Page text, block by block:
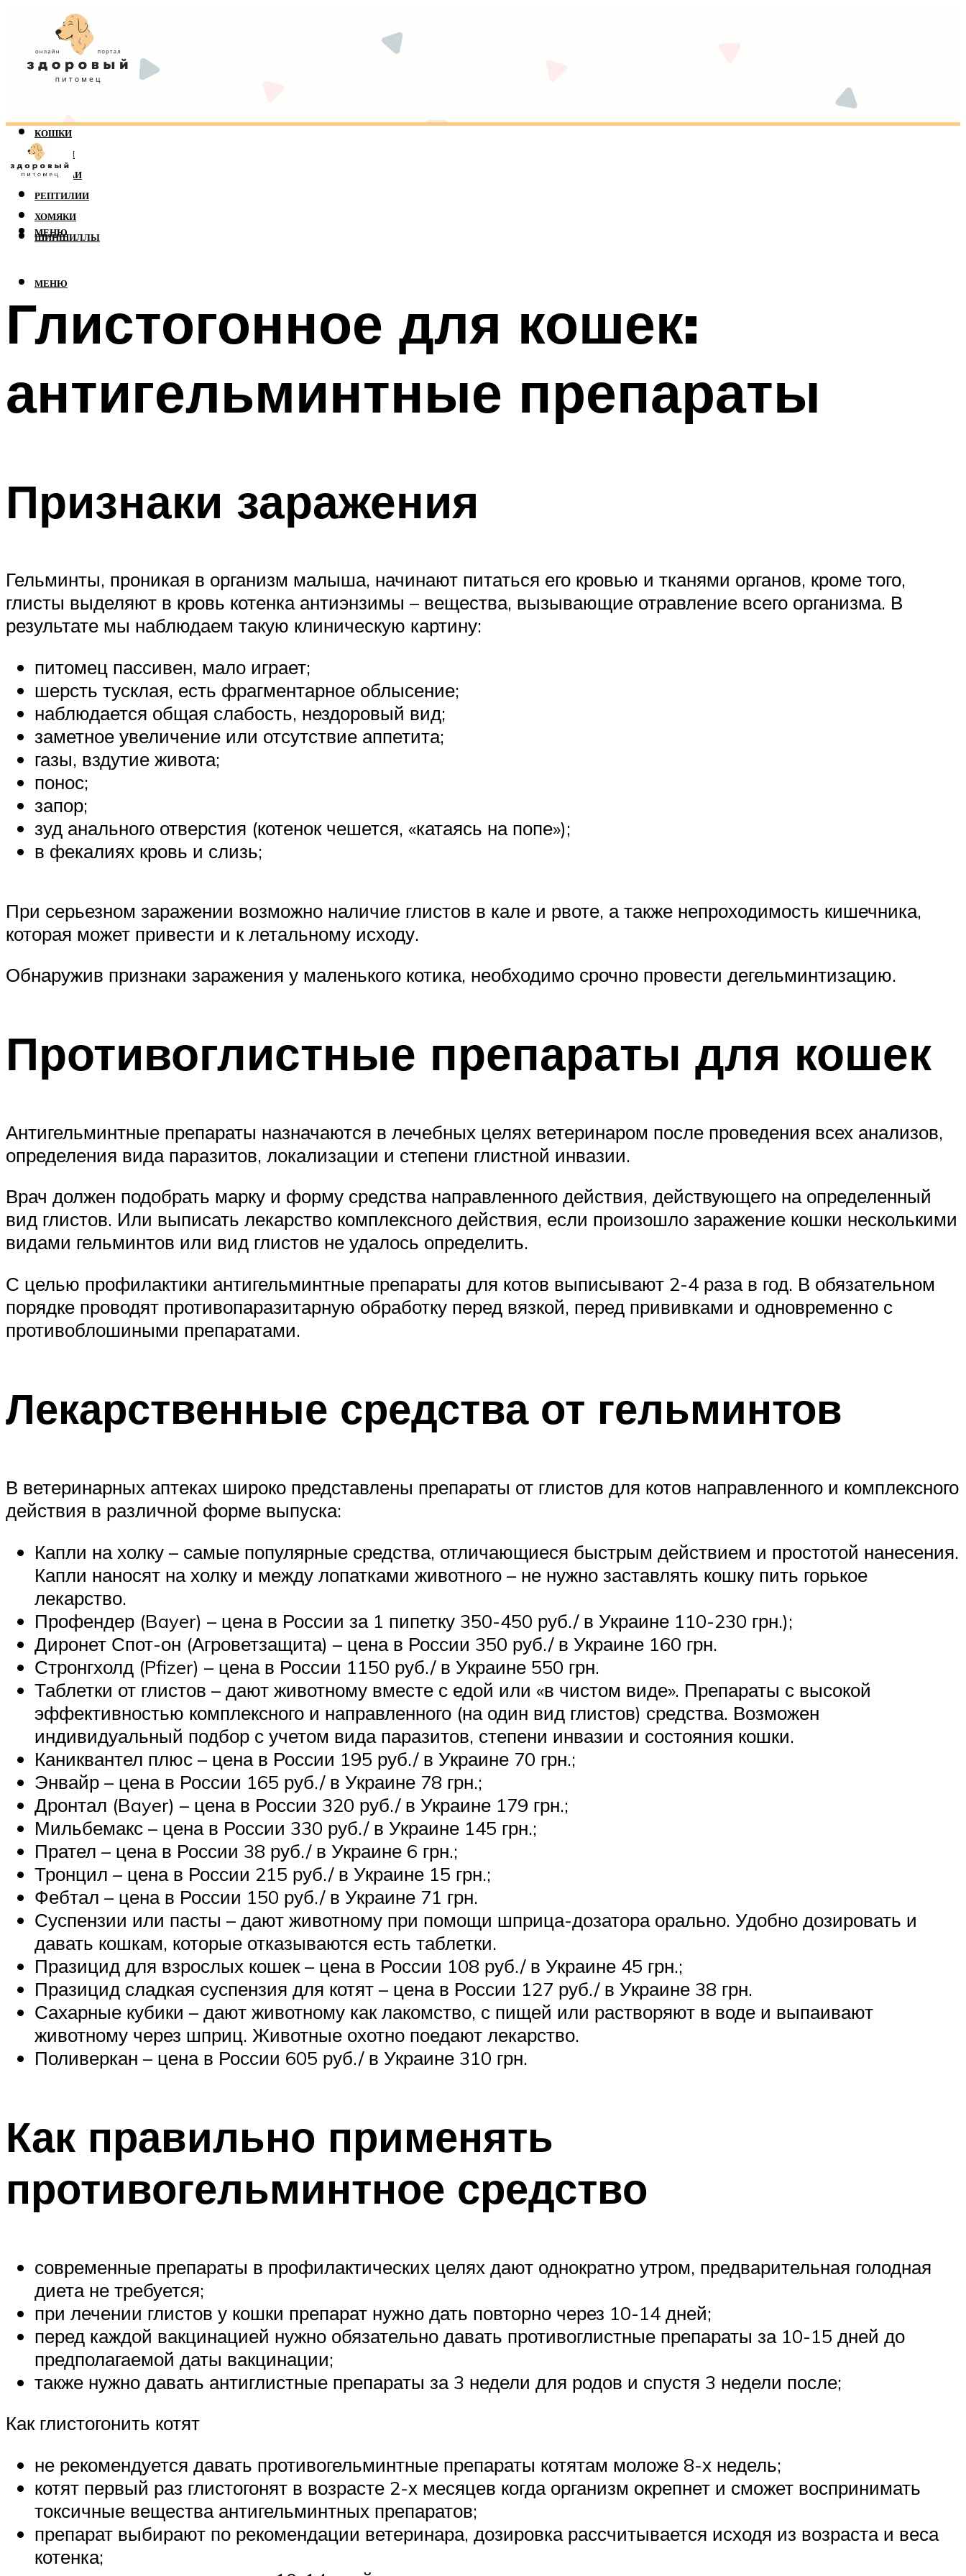
КОШКИ
СОБАКИ
ПОПУГАИ
РЕПТИЛИИ
ХОМЯКИ
ШИНШИЛЛЫ
МЕНЮ
МЕНЮ
Глистогонное для кошек:
антигельминтные препараты
Признаки заражения
Гельминты, проникая в организм малыша, начинают питаться его кровью и тканями органов, кроме того,
глисты выделяют в кровь котенка антиэнзимы – вещества, вызывающие отравление всего организма. В
результате мы наблюдаем такую клиническую картину:
питомец пассивен, мало играет;
шерсть тусклая, есть фрагментарное облысение;
наблюдается общая слабость, нездоровый вид;
заметное увеличение или отсутствие аппетита;
газы, вздутие живота;
понос;
запор;
зуд анального отверстия (котенок чешется, «катаясь на попе»);
в фекалиях кровь и слизь;
При серьезном заражении возможно наличие глистов в кале и рвоте, а также непроходимость кишечника,
которая может привести и к летальному исходу.
Обнаружив признаки заражения у маленького котика, необходимо срочно провести дегельминтизацию.
Противоглистные препараты для кошек
Антигельминтные препараты назначаются в лечебных целях ветеринаром после проведения всех анализов,
определения вида паразитов, локализации и степени глистной инвазии.
Врач должен подобрать марку и форму средства направленного действия, действующего на определенный
вид глистов. Или выписать лекарство комплексного действия, если произошло заражение кошки несколькими
видами гельминтов или вид глистов не удалось определить.
С целью профилактики антигельминтные препараты для котов выписывают 2-4 раза в год. В обязательном
порядке проводят противопаразитарную обработку перед вязкой, перед прививками и одновременно с
противоблошиными препаратами.
Лекарственные средства от гельминтов
В ветеринарных аптеках широко представлены препараты от глистов для котов направленного и комплексного
действия в различной форме выпуска:
Капли на холку – самые популярные средства, отличающиеся быстрым действием и простотой нанесения.
Капли наносят на холку и между лопатками животного – не нужно заставлять кошку пить горькое
лекарство.
Профендер (Bayer) – цена в России за 1 пипетку 350-450 руб./ в Украине 110-230 грн.);
Диронет Спот-он (Агроветзащита) – цена в России 350 руб./ в Украине 160 грн.
Стронгхолд (Pfizer) – цена в России 1150 руб./ в Украине 550 грн.
Таблетки от глистов – дают животному вместе с едой или «в чистом виде». Препараты с высокой
эффективностью комплексного и направленного (на один вид глистов) средства. Возможен
индивидуальный подбор с учетом вида паразитов, степени инвазии и состояния кошки.
Каниквантел плюс – цена в России 195 руб./ в Украине 70 грн.;
Энвайр – цена в России 165 руб./ в Украине 78 грн.;
Дронтал (Bayer) – цена в России 320 руб./ в Украине 179 грн.;
Мильбемакс – цена в России 330 руб./ в Украине 145 грн.;
Прател – цена в России 38 руб./ в Украине 6 грн.;
Тронцил – цена в России 215 руб./ в Украине 15 грн.;
Фебтал – цена в России 150 руб./ в Украине 71 грн.
Суспензии или пасты – дают животному при помощи шприца-дозатора орально. Удобно дозировать и
давать кошкам, которые отказываются есть таблетки.
Празицид для взрослых кошек – цена в России 108 руб./ в Украине 45 грн.;
Празицид сладкая суспензия для котят – цена в России 127 руб./ в Украине 38 грн.
Сахарные кубики – дают животному как лакомство, с пищей или растворяют в воде и выпаивают
животному через шприц. Животные охотно поедают лекарство.
Поливеркан – цена в России 605 руб./ в Украине 310 грн.
Как правильно применять
противогельминтное средство
современные препараты в профилактических целях дают однократно утром, предварительная голодная
диета не требуется;
при лечении глистов у кошки препарат нужно дать повторно через 10-14 дней;
перед каждой вакцинацией нужно обязательно давать противоглистные препараты за 10-15 дней до
предполагаемой даты вакцинации;
также нужно давать антиглистные препараты за 3 недели для родов и спустя 3 недели после;
Как глистогонить котят
не рекомендуется давать противогельминтные препараты котятам моложе 8-х недель;
котят первый раз глистогонят в возрасте 2-х месяцев когда организм окрепнет и сможет воспринимать
токсичные вещества антигельминтных препаратов;
препарат выбирают по рекомендации ветеринара, дозировка рассчитывается исходя из возраста и веса
котенка;